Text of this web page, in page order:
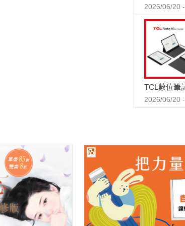
2026/06/20
TCL數位筆
2026/06/20